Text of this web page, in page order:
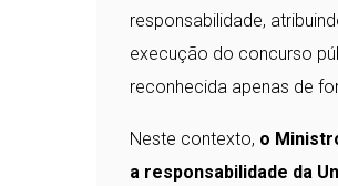
responsabilidade,
execução do concurso
reconhecida apenas de
Neste contexto, o
a responsabilidade da